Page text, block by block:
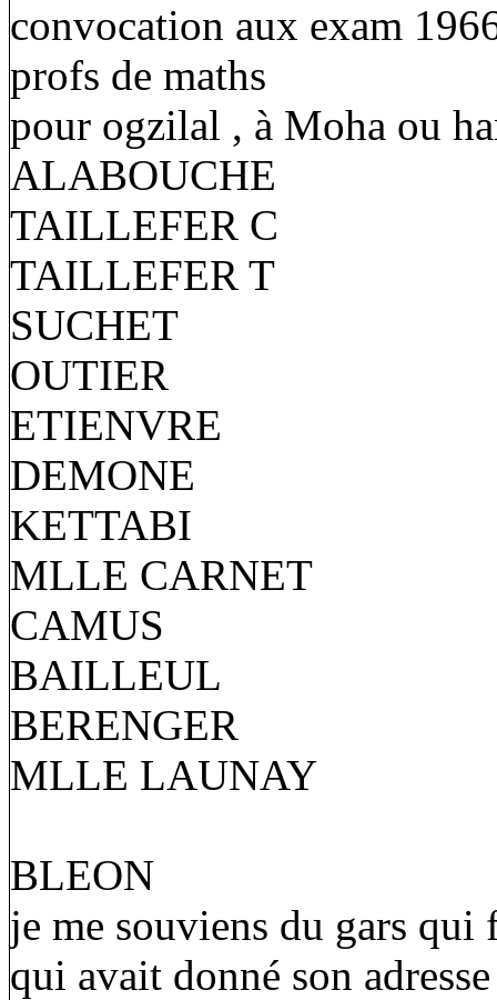
convocation aux exam
profs de maths
pour ogzilal , à Moha ou
ALABOUCHE
TAILLEFER C
TAILLEFER T
SUCHET
OUTIER
ETIENVRE
DEMONE
KETTABI
MLLE CARNET
CAMUS
BAILLEUL
BERENGER
MLLE LAUNAY
BLEON
je me souviens du gars
qui avait donné son